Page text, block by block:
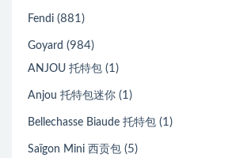
Fendi (881)
Goyard (984)
ANJOU 托特包 (1)
Anjou 托特包迷你 (1)
Bellechasse Biaude 托特包 (1)
Saïgon Mini 西贡包 (5)